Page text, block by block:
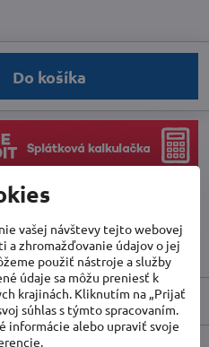
Do košíka
vašej návštevy tejto webovej
a zhromažďovanie údajov o jej
použiť nástroje a služby
údaje sa môžu preniesť k
krajinách. Kliknutím na „Prijať
súhlas s týmto spracovaním.
informácie alebo upraviť svoje